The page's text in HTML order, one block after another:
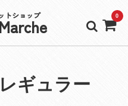
トショップ 0
ギュラー